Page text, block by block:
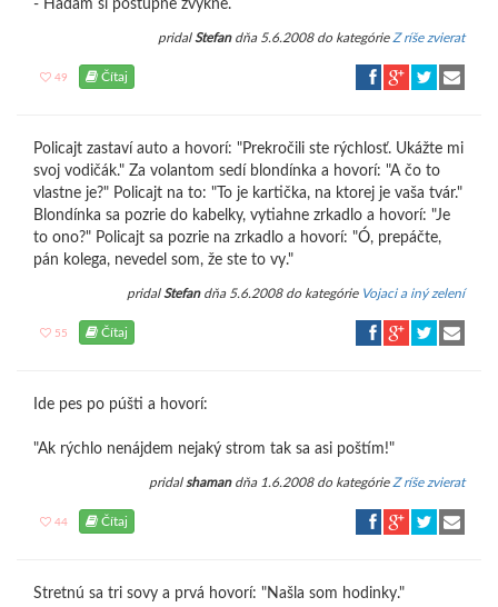
- Hádam si postupne zvykne.
pridalStefandňa 5.6.2008 do kategórie Z ríše zvierat
49 Čítaj
Policajt zastaví auto a hovorí: "Prekročili ste rýchlosť. Ukážte mi
svoj vodičák." Za volantom sedí blondínka a hovorí: "A čo to
vlastne je?" Policajt na to: "To je kartička, na ktorej je vaša tvár."
Blondínka sa pozrie do kabelky, vytiahne zrkadlo a hovorí: "Je
to ono?" Policajt sa pozrie na zrkadlo a hovorí: "Ó, prepáčte,
pán kolega, nevedel som, že ste to vy."
pridalStefandňa 5.6.2008 do kategórie Vojaci a iný zelení
55 Čítaj
Ide pes po púšti a hovorí:
"Ak rýchlo nenájdem nejaký strom tak sa asi poštím!"
pridal shamandňa 1.6.2008 do kategórie Z ríše zvierat
44 Čítaj
Stretnú sa tri sovy a prvá hovorí: "Našla som hodinky."